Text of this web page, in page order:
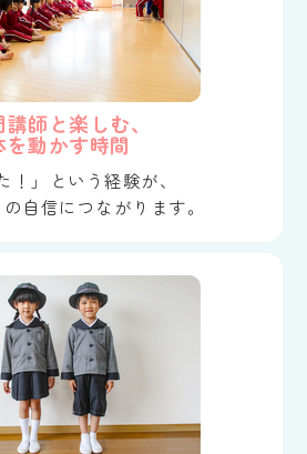
師と楽しむ、
を動かす時間
！」という経験が、
自信につながります。